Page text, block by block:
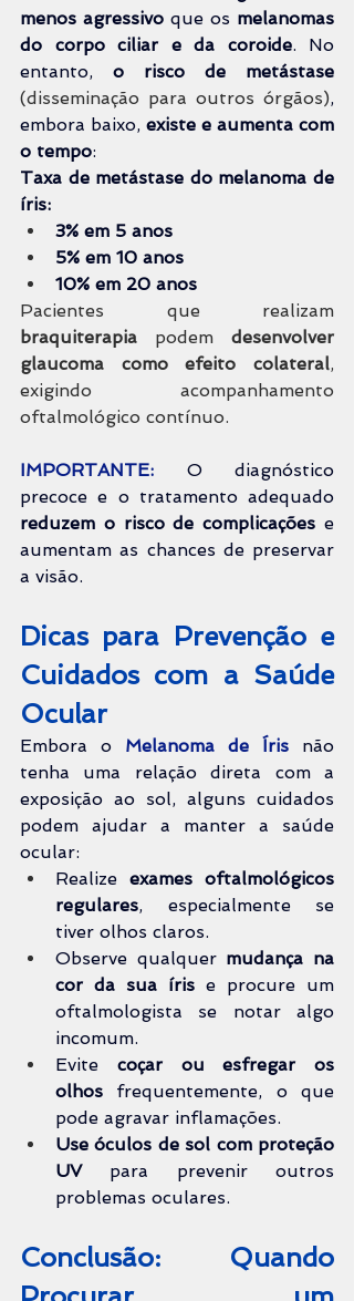
menos agressivo que os melanomas
do corpo ciliar e da coroide. No
entanto, o risco de metástase
(disseminação para outros órgãos),
embora baixo, existe e aumenta com
o tempo:
Taxa de metástase do melanoma de
íris:
3% em 5 anos
5% em 10 anos
10% em 20 anos
braquiterapia podem desenvolver
glaucoma como efeito colateral,
exigindo acompanhamento
oftalmológico contínuo.
IMPORTANTE: O diagnóstico
reduzem o risco de complicações e
aumentam as chances de preservar
a visão.
Dicas para Prevenção e
Cuidados com a Saúde
Ocular
Embora o Melanoma de Íris não
tenha uma relação direta com a
exposição ao sol, alguns cuidados
podem ajudar a manter a saúde
ocular:
Realize exames oftalmológicos
regulares, especialmente se
tiver olhos claros.
Observe qualquer mudança na
cor da sua íris e procure um
oftalmologista se notar algo
incomum.
Evite coçar ou esfregar os
olhos frequentemente, o que
pode agravar inflamações.
Use óculos de sol com proteção
UV para prevenir outros
problemas oculares.
Conclusão: Quando